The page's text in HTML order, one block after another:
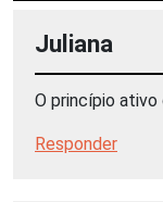
Juliana
O princípio ativo
Responder